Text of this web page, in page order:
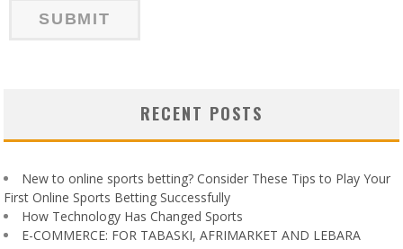
RECENT POSTS
New to online sports betting? Consider These Tips to Play Your
First Online Sports Betting Successfully
How Technology Has Changed Sports
E-COMMERCE: FOR TABASKI, AFRIMARKET AND LEBARA